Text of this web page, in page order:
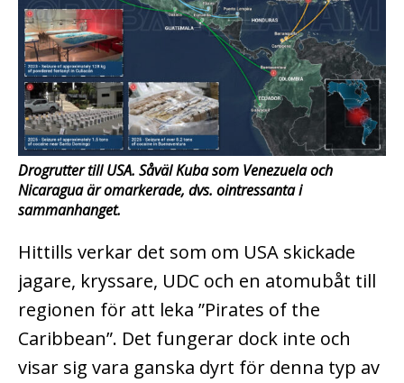
Drogrutter till USA. Såväl Kuba som Venezuela och
Nicaragua är omarkerade, dvs. ointressanta i
sammanhanget.
Hittills verkar det som om USA skickade
jagare, kryssare, UDC och en atomubåt till
regionen för att leka ”Pirates of the
Caribbean”. Det fungerar dock inte och
visar sig vara ganska dyrt för denna typ av